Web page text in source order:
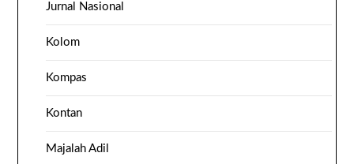
Jurnal Nasional
Kolom
Kompas
Kontan
Majalah Adil